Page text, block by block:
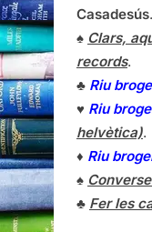
Casadesús.
♠ Clars,
records.
♣ Riu
♥ Riu
helvètica).
♦ Riu
♠
♣ Fer les